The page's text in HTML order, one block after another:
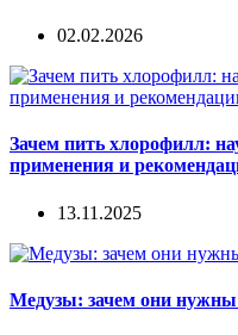
02.02.2026
Зачем пить хлорофилл:
применения и
13.11.2025
Медузы: зачем они нужны